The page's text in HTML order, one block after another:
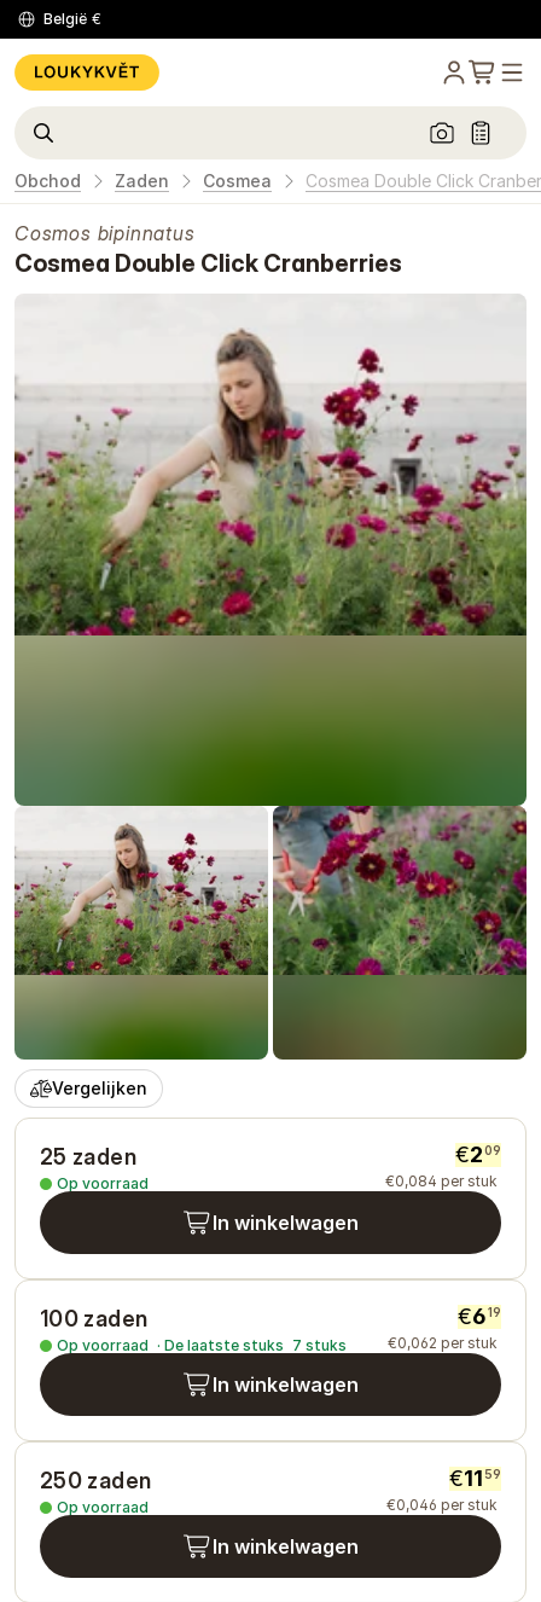
België €
Obchod Zaden Cosmea Cosmea Double Click
Cosmos bipinnatus
Cosmea Double Click Cranberries
Vergelijken
25 zaden
Op voorraad
€209
€0,084 per stuk
In winkelwagen
100 zaden
Op voorraad · De laatste stuks 7 stuks
€619
€0,062 per stuk
In winkelwagen
250 zaden
Op voorraad
€11 59
€0,046 per stuk
In winkelwagen